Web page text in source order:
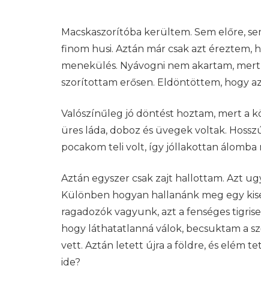
Macskaszorítóba kerültem. Sem előre,
finom husi. Aztán már csak azt éreztem,
menekülés. Nyávogni nem akartam,
szorítottam erősen. Eldöntöttem, hogy
Valószínűleg jó döntést hoztam, mert a
üres láda, doboz és üvegek voltak.
pocakom teli volt, így jóllakottan álomba
Aztán egyszer csak zajt hallottam. Azt
Különben hogyan hallanánk meg egy
ragadozók vagyunk, azt a fenséges
hogy láthatatlanná válok, becsuktam a
vett. Aztán letett újra a földre, és elém
ide?